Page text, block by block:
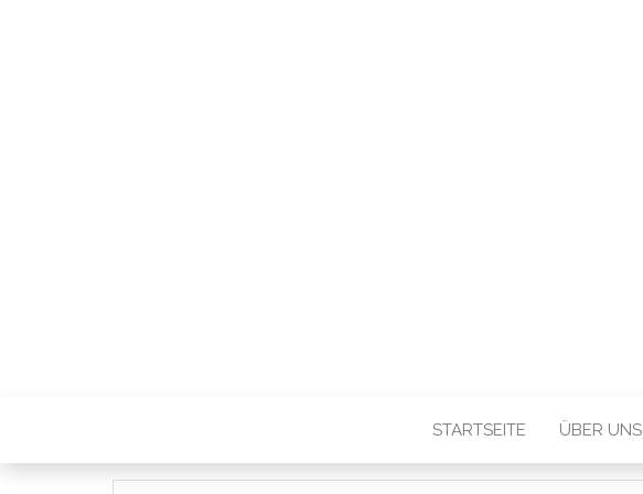
STARTSEITE ÜBER UNS